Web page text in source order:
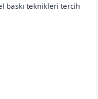
baskı teknikleri tercih